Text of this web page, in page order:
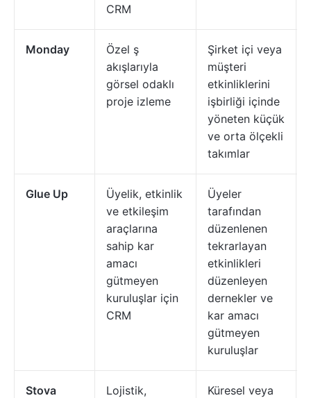
CRM
Monday
Özel ş
akışlarıyla
görsel odaklı
proje izleme
Şirket içi veya
müşteri
etkinliklerini
işbirliği içinde
yöneten küçük
ve orta ölçekli
takımlar
Glue Up
Üyelik, etkinlik
ve etkileşim
araçlarına
sahip kar
amacı
gütmeyen
kuruluşlar için
CRM
Üyeler
tarafından
düzenlenen
tekrarlayan
etkinlikleri
düzenleyen
dernekler ve
kar amacı
gütmeyen
kuruluşlar
Stova
Lojistik,
Küresel veya